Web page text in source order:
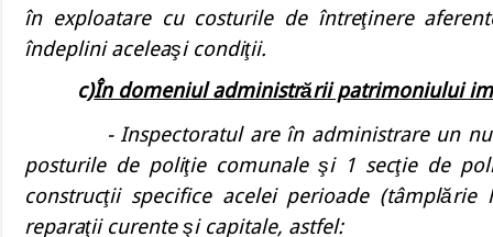
în exploatare cu costurile de întreţinere
îndeplini aceleaşi condiţii.
c)În domeniul administrării patrimoniului
-Inspectoratul are în administrare un
posturile de poliţie comunale şi 1 secţie de
construcţii specifice acelei perioade
reparaţii curente şi capitale, astfel: